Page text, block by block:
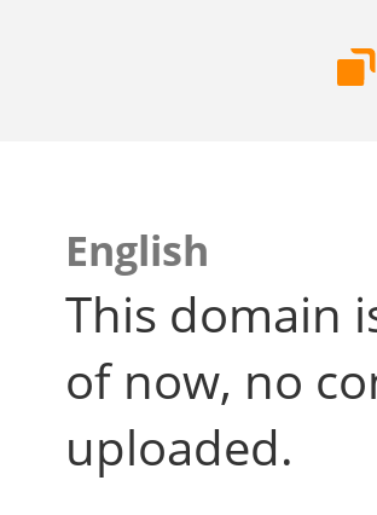
English
This domain
of now, no
uploaded.